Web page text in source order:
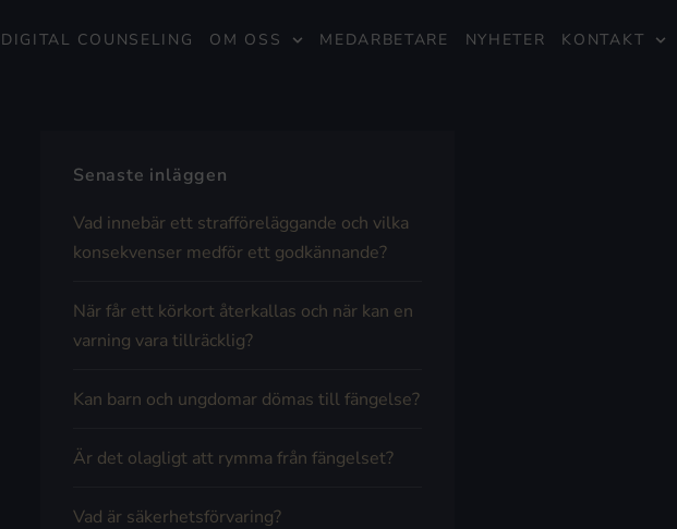
DIGITAL COUNSELING OM OSS MEDARBETARE NYHETER KONTAKT
Senaste inläggen
Vad innebär ett strafföreläggande och vilka
konsekvenser medför ett godkännande?
När får ett körkort återkallas och när kan en
varning vara tillräcklig?
Kan barn och ungdomar dömas till fängelse?
Är det olagligt att rymma från fängelset?
Vad är säkerhetsförvaring?